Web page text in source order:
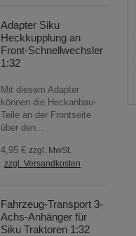
Adapter Siku
Heckkupplung an
Front-Schnellwechsler
1:32
Mit diesem Adapter
können die Heckanbau-
Teile an der Frontseite
über den...
4,95 € zzgl. MwSt.
zzgl. Versandkosten
Fahrzeug-Transport 3-
Achs-Anhänger für
Siku Traktoren 1:32